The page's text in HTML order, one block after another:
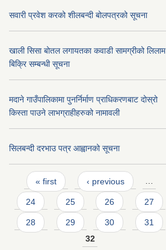
सवारी प्रवेश करको शीलबन्दी बोलपत्रको सूचना
खाली सिसा बोतल लगायतका कवाडी सामग्रीको लिलाम
बिक्रि सम्बन्धी सूचना
मदाने गाउँपालिकामा पुनर्निर्माण प्राधिकरणबाट दोस्रो
किस्ता पाउने लाभग्राहीहरुको नामावली
सिलबन्दी दरभाउ पत्र आह्वानको सूचना
Pages
« first ‹ previous …
24 25 26 27
28 29 30
31
32